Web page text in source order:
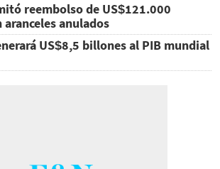
reembolso de US$121.000
anulados
US$8,5 billones al PIB mundial